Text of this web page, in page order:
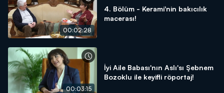
00:02:28
4. Bölüm - Kerami'nin bakıcılık
macerası!
00:03:15
İyi Aile Babası'nın Aslı'sı Şebnem
Bozoklu ile keyifli röportaj!